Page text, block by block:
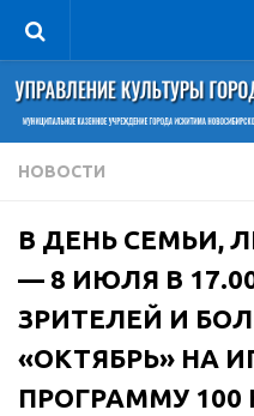
Управление
Руководитель
Сведения об организации
Книга почета культуры
Фотогалерея
Документы
Учредительные документы
Правовая база
НОВОСТИ
В ДЕНЬ СЕМЬИ,
— 8 ИЮЛЯ В
ЗРИТЕЛЕЙ И
«ОКТЯБРЬ» НА
ПРОГРАММУ 100